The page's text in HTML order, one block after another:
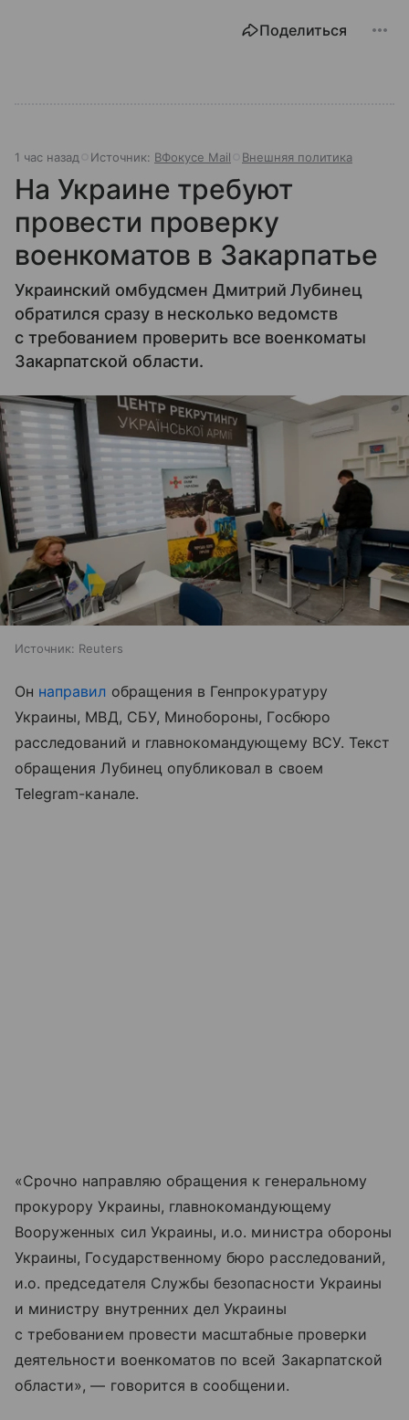
Поделиться
1 час назад Источник: ВФокусе Mail Внешняя политика
На Украине требуют
провести проверку
военкоматов в Закарпатье
Украинский омбудсмен Дмитрий Лубинец
обратился сразу в несколько ведомств
с требованием проверить все военкоматы
Закарпатской области.
Источник: Reuters
Он направил обращения в Генпрокуратуру
Украины, МВД, СБУ, Минобороны, Госбюро
расследований и главнокомандующему ВСУ. Текст
обращения Лубинец опубликовал в своем
Telegram-канале.
«Срочно направляю обращения к генеральному
прокурору Украины, главнокомандующему
Вооруженных сил Украины, и.о. министра обороны
Украины, Государственному бюро расследований,
и.о. председателя Службы безопасности Украины
и министру внутренних дел Украины
с требованием провести масштабные проверки
деятельности военкоматов по всей Закарпатской
области», — говорится в сообщении.